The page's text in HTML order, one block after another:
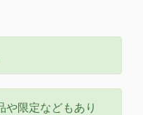
や限定などもあり